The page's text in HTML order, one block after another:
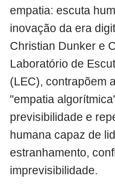
empatia: escuta
inovação da era
Christian Dunker e
Laboratório de
(LEC), contrapõem
"empatia
previsibilidade e
humana capaz de
estranhamento,
imprevisibilidade.